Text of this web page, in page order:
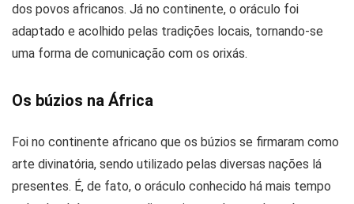
dos povos africanos. Já no continente, o oráculo foi
adaptado e acolhido pelas tradições locais, tornando-se
uma forma de comunicação com os orixás.
Os búzios na África
Foi no continente africano que os búzios se firmaram como
arte divinatória, sendo utilizado pelas diversas nações lá
presentes. É, de fato, o oráculo conhecido há mais tempo